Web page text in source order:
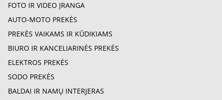
FOTO IR VIDEO ĮRANGA
AUTO-MOTO PREKĖS
PREKĖS VAIKAMS IR KŪDIKIAMS
BIURO IR KANCELIARINĖS PREKĖS
ELEKTROS PREKĖS
SODO PREKĖS
BALDAI IR NAMŲ INTERJERAS